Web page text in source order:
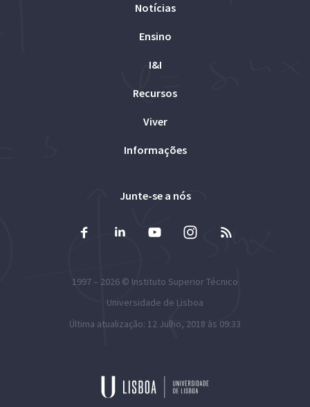
Notícias
Ensino
I&I
Recursos
Viver
Informações
Junte-se a nós
1997 – 2026 © Instituto Superior Técnico
Universidade de Lisboa
Última atualização: 12 Julho, 2018 às 09:33